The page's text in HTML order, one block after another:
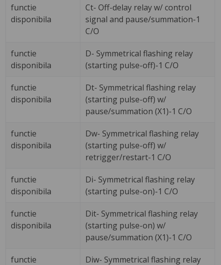
functie
disponibila
Ct- Off-delay relay w/ control
signal and pause/summation-1
C/O
functie
disponibila
D- Symmetrical flashing relay
(starting pulse-off)-1 C/O
functie
disponibila
Dt- Symmetrical flashing relay
(starting pulse-off) w/
pause/summation (X1)-1 C/O
functie
disponibila
Dw- Symmetrical flashing relay
(starting pulse-off) w/
retrigger/restart-1 C/O
functie
disponibila
Di- Symmetrical flashing relay
(starting pulse-on)-1 C/O
functie
disponibila
Dit- Symmetrical flashing relay
(starting pulse-on) w/
pause/summation (X1)-1 C/O
functie Diw- Symmetrical flashing relay